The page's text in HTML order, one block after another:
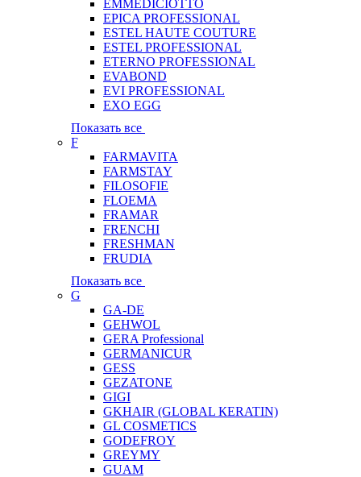
EMMEDICIOTTO
EPICA PROFESSIONAL
ESTEL HAUTE COUTURE
ESTEL PROFESSIONAL
ETERNO PROFESSIONAL
EVABOND
EVI PROFESSIONAL
EXO EGG
Показать все
F
FARMAVITA
FARMSTAY
FILOSOFIE
FLOEMA
FRAMAR
FRENCHI
FRESHMAN
FRUDIA
Показать все
G
GA-DE
GEHWOL
GERA Professional
GERMANICUR
GESS
GEZATONE
GIGI
GKHAIR (GLOBAL КЕRATIN)
GL COSMETICS
GODEFROY
GREYMY
GUAM